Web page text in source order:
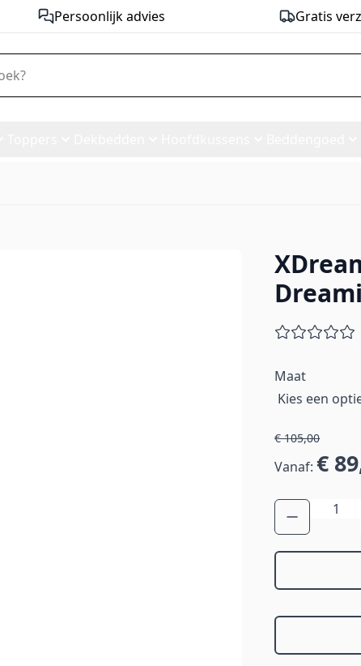
Persoonlijk advies Gratis
Maat
€ 105,00
Vanaf:€
Aantal